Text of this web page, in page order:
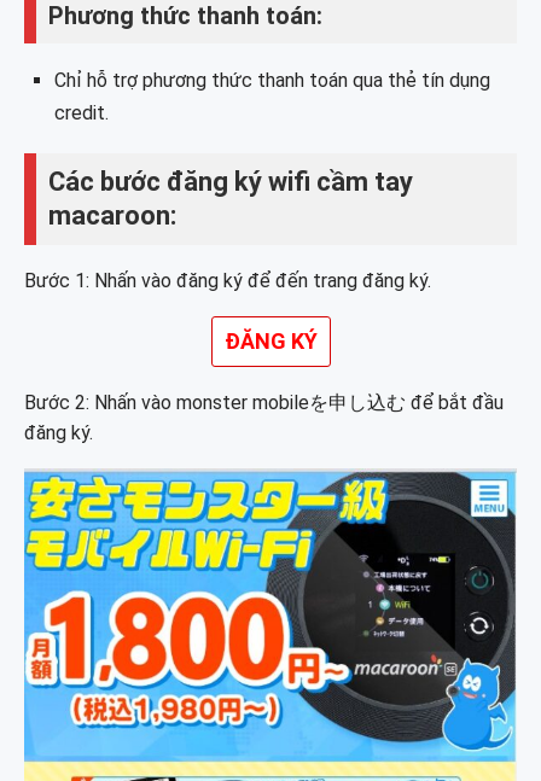
Phương thức thanh toán:
Chỉ hỗ trợ phương thức thanh toán qua thẻ tín dụng
credit.
Các bước đăng ký wifi cầm tay
macaroon:
Bước 1: Nhấn vào đăng ký để đến trang đăng ký.
ĐĂNG KÝ
Bước 2: Nhấn vào monster mobileを申し込む để bắt đầu
đăng ký.